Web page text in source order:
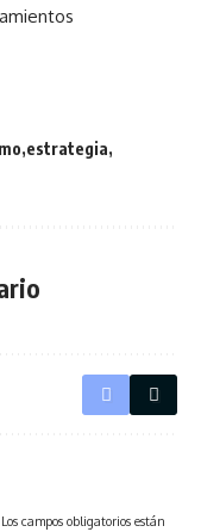
estrategia
Los campos obligatorios están